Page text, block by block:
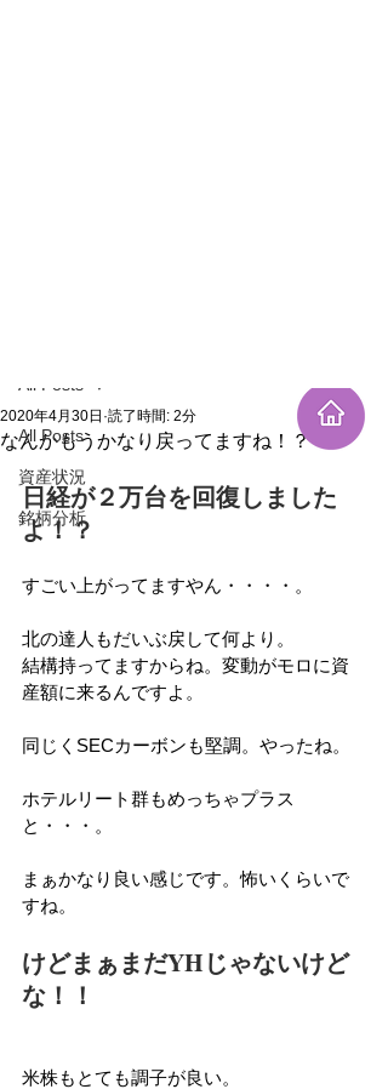
All Posts
資産状況
銘柄分析
All Posts
なんかもうかなり戻ってますね！？
2020年4月30日 読了時間: 2分
日経が２万台を回復しました
よ！？
すごい上がってますやん・・・・。
北の達人もだいぶ戻して何より。
結構持ってますからね。変動がモロに資
産額に来るんですよ。
同じくSECカーボンも堅調。やったね。
ホテルリート群もめっちゃプラス
と・・・。
まぁかなり良い感じです。怖いくらいで
すね。
けどまぁまだYHじゃないけど
な！！
米株もとても調子が良い。